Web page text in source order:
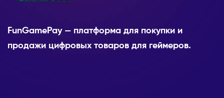
FunGamePay — платформа для покупки и
продажи цифровых товаров для геймеров.